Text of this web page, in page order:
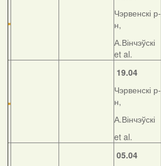
Чэрвенскі р-
н,
А.Вінчэўскі
et al.
19.04
Чэрвенскі р-
н,
А.Вінчэўскі
et al.
05.04